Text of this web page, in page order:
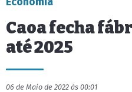
Caoa fecha
até 2025
06 de Maio de 2022 às 00:01